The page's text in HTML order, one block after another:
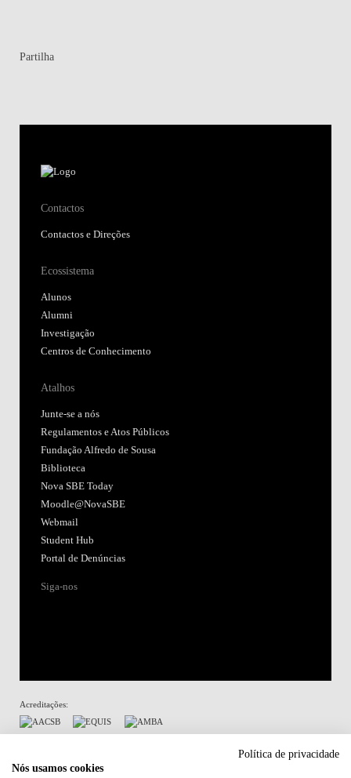
Partilha
Contactos
Contactos e Direções
Ecossistema
Alunos
Alumni
Investigação
Centros de Conhecimento
Atalhos
Junte-se a nós
Regulamentos e Atos Públicos
Fundação Alfredo de Sousa
Biblioteca
Nova SBE Today
Moodle@NovaSBE
Webmail
Student Hub
Portal de Denúncias
Siga-nos
Acreditações:
Política de privacidade
Nós usamos cookies